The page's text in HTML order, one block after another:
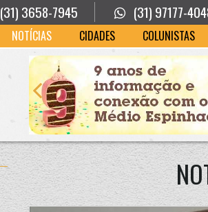
(31) 3658-7945 (31) 97177-
NOTÍCIAS CIDADES COLUNISTAS